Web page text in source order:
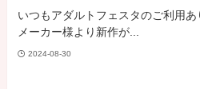
いつもアダルトフェスタのご利用
メーカー様より新作が...
2024-08-30